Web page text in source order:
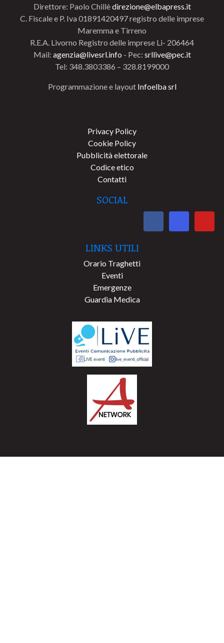
Direttore: Paolo Chillèdirezione@elbapress.it
C. Fiscale e P. Iva 01891420497 registro delle imprese
Maremma e Tirreno
R.E.A. Livorno Registro delle imprese Li- 206464
Mail: agenzia@livesrl.info - Pec: srllive@pec.it
Tel: 348.3803386 – 328.8199000
Programmazione e layout Infoelba srl
Privacy Policy
Cookie Policy
Pubblicità elettorale
Codice etico
Contatti
SOCIAL
LINKS UTILI
Orario Traghetti
Eventi
Emergenze
Guardia Medica